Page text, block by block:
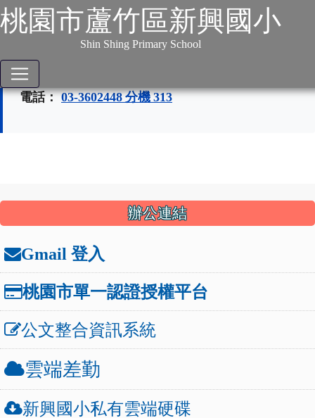
跳到主要內容
網站導覽
桃園市蘆竹區新興國小
Shin Shing Primary School
個資保護聯絡窗口
新興國小個資保護聯絡窗口
聯絡人：
電話： 03-3602448 分機 313
辦公連結
Gmail 登入
桃園市單一認證授權平台
公文整合資訊系統
雲端差勤
新興國小私有雲端硬碟